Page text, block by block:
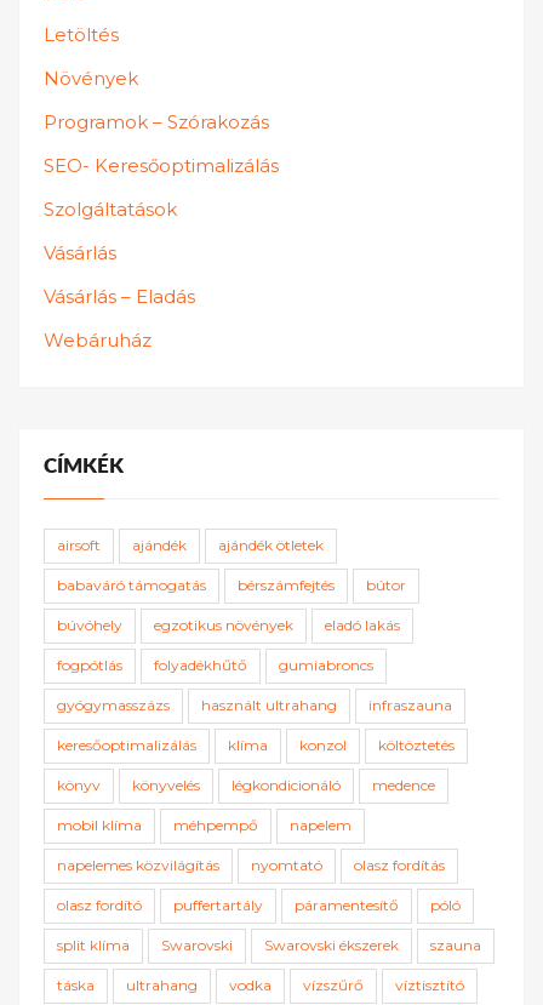
Letöltés
Növények
Programok – Szórakozás
SEO- Keresőoptimalizálás
Szolgáltatások
Vásárlás
Vásárlás – Eladás
Webáruház
CÍMKÉK
airsoft ajándék ajándék ötletek
babaváró támogatás bérszámfejtés bútor
búvóhely egzotikus növények eladó lakás
fogpótlás folyadékhűtő gumiabroncs
gyógymasszázs használt ultrahang infraszauna
keresőoptimalizálás klíma konzol költöztetés
könyv könyvelés légkondicionáló medence
mobil klíma méhpempő napelem
napelemes közvilágítás nyomtató olasz fordítás
olasz fordító puffertartály páramentesítő póló
split klíma Swarovski Swarovski ékszerek szauna
táska ultrahang vodka vízszűrő víztisztító